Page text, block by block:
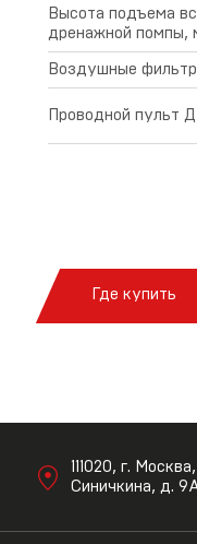
Высота подъема
дренажной помпы,
Воздушные
Проводной пульт
Где купить
111020, г.
Синичкина, д.